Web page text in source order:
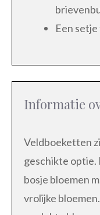
Een
Informatie
Veldboeketten
geschikte optie.
bosje bloemen
vrolijke